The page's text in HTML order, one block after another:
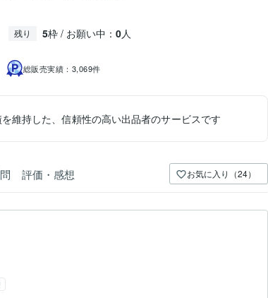
残り 5枠 / お願い中： 0人
総販売実績： 3,069件
維持した、信頼性の高い出品者のサービスです
評価・感想 お気に入り（24）